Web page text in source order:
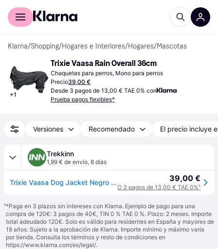
Comprar con Klarna
Klarna/Shopping/Hogares e Interiores/Hogares/Mascotas
+1
Trixie Vaasa Rain Overall 36cm
Chaquetas para perros, Mono para perros
Precio39,00 €
Desde 3 pagos de 13,00 € TAE 0% con
Prueba pagos flexibles*
Versiones Recomendado El precio incluye
Trekkinn
1,99 € de envío, 8 días
Trixie Vaasa Dog Jacket Negro 36 cm 39,00 €
O 3 pagos de 13,00 € TAE 0%¹
¹*Paga en 3 plazos sin intereses con Klarna. Ejemplo de pago para una
compra de 120€: 3 pagos de 40€, TIN 0 % TAE 0 %. Plazo: 2 meses. Importe
total adeudado 120€. Solo es válido para residentes en España y mayores de
18 años. Sujeto a la aprobación de Klarna. Importe mínimo y máximo varía
por tienda. Consulta los términos y resto de condiciones en
https://www.klarna.com/es/legal/.